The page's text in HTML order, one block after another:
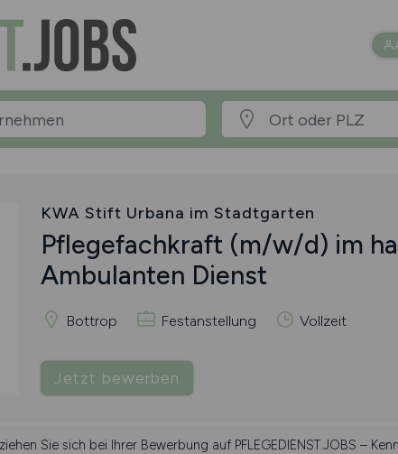
KWA Stift Urbana im Stadtgarten
Pflegefachkraft (m/w/d) im
Ambulanten Dienst
Bottrop Festanstellung Vollzeit
Jetzt bewerben
Sie sich bei Ihrer Bewerbung auf PFLEGEDIENST.JOBS –